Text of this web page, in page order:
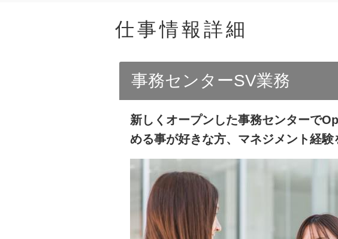
仕事情報詳細
事務センターSV業務
新しくオープンした事務センターで
める事が好きな方、マネジメント経